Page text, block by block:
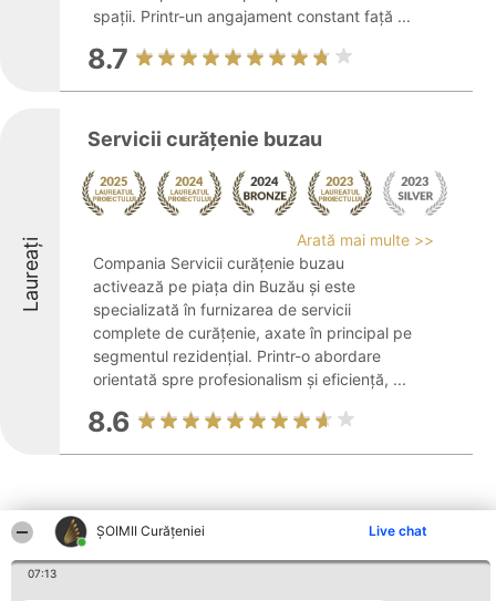
ȘOIMII Curățeniei Live chat
07:13
spații. Printr-un angajament constant față ...
8.7
Laureați
Servicii curățenie buzau
Arată mai multe >>
Compania Servicii curățenie buzau
activează pe piața din Buzău și este
specializată în furnizarea de servicii
complete de curățenie, axate în principal pe
segmentul rezidențial. Printr-o abordare
orientată spre profesionalism și eficiență, ...
8.6
Alte firme din zonă